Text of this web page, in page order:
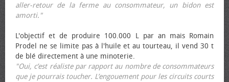
aller-retour de la ferme au consommateur, un bidon est
amorti."
L'objectif et de produire 100.000 L par an mais Romain
Prodel ne se limite pas à l'huile et au tourteau, il vend 30 t
de blé directement à une minoterie.
"Oui, c’est réaliste par rapport au nombre de consommateurs
que je pourrais toucher. L’engouement pour les circuits courts